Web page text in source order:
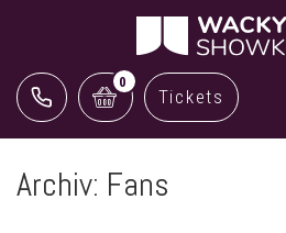
0
Tickets
Archiv: Fans